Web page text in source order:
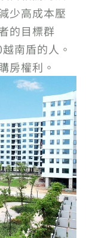
少高成本壓
的目標群
南盾的人。
房權利。